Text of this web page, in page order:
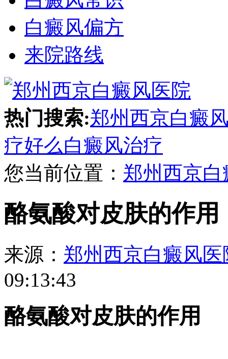
白癜风偏方
来院路线
热门搜索:郑州西京白癜
疗好么白癜风治疗
您当前位置： 郑州西京
酪氨酸对皮肤的作用
来源： 郑州西京白癜风医
09:13:43
酪氨酸对皮肤的作用